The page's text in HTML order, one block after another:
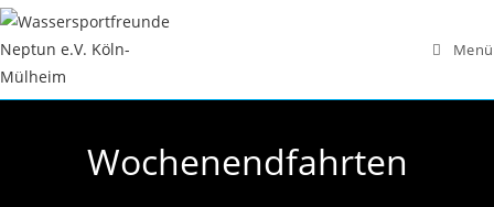
Zum
Inhalt
springen
Menü
Wochenendfahrten